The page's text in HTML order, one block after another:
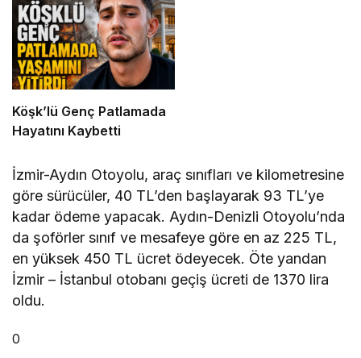
Köşk’lü Genç Patlamada
Hayatını Kaybetti
İzmir-Aydın Otoyolu, araç sınıfları ve kilometresine
göre sürücüler, 40 TL’den başlayarak 93 TL’ye
kadar ödeme yapacak. Aydın-Denizli Otoyolu’nda
da şoförler sınıf ve mesafeye göre en az 225 TL,
en yüksek 450 TL ücret ödeyecek. Öte yandan
İzmir – İstanbul otobanı geçiş ücreti de 1370 lira
oldu.
0